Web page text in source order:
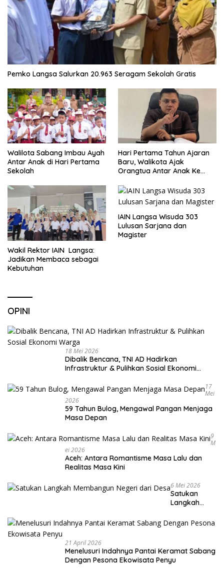
Pemko Langsa Salurkan 20.963 Seragam Sekolah Gratis
Walilota Sabang Imbau Ayah
Antar Anak di Hari Pertama
Sekolah
Hari Pertama Tahun Ajaran
Baru, Walikota Ajak
Orangtua Antar Anak Ke
Wakil Rektor IAIN Langsa:
Jadikan Membaca sebagai
Kebutuhan
IAIN Langsa Wisuda 303
Lulusan Sarjana dan
Magister
OPINI
18 Mei 2026
Dibalik Bencana, TNI AD Hadirkan
Infrastruktur & Pulihkan Sosial Ekonomi
17
Mei
2026
59 Tahun Bulog, Mengawal Pangan Menjaga
Masa Depan
9
M
Ei 2026
Aceh: Antara Romantisme Masa Lalu dan
Realitas Masa Kini
6 Mei 2026
Satukan
Langkah
Negeri dari
Desa
21 April 2026
Menelusuri Indahnya Pantai Keramat Sabang
Dengan Pesona Ekowisata Penyu